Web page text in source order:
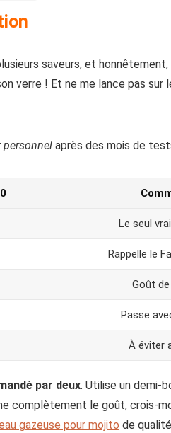
saveurs, et honnêtement,
verre ! Et ne me lance pas sur
personnel après des mois de
Le seul
Rappelle le
Goût
Passe
À éviter
par deux. Utilise un demi-
complètement le goût, crois-
gazeuse pour mojito de